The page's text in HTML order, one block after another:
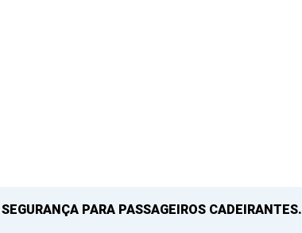
PARA PASSAGEIROS CADEIRANTES.